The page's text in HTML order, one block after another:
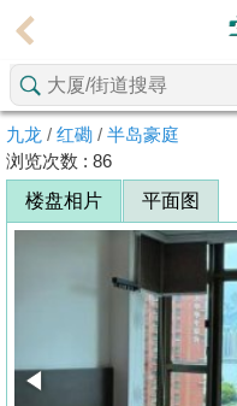
理
主
页
搵
楼/
放
九龙 / 红磡 / 半岛豪庭
浏览次数 : 86
楼盘相片
平面图